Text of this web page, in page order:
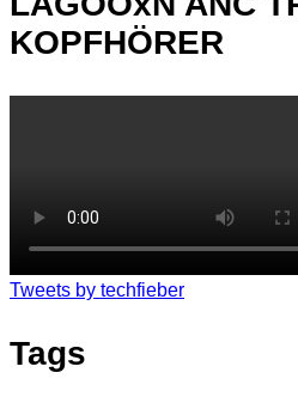
KOPFHÖRER
Tweets by techfieber
Tags